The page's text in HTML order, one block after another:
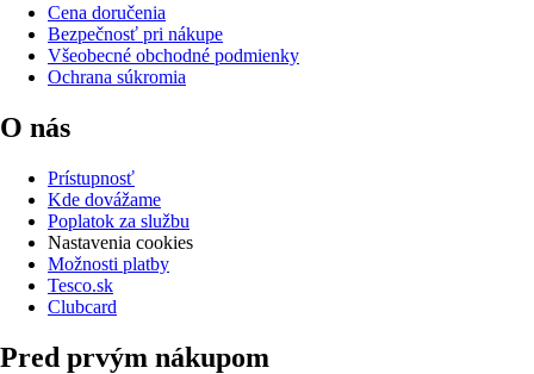
Cena doručenia
Bezpečnosť pri nákupe
Všeobecné obchodné podmienky
Ochrana súkromia
O nás
Prístupnosť
Kde dovážame
Poplatok za službu
Nastavenia cookies
Možnosti platby
Tesco.sk
Clubcard
Pred prvým nákupom